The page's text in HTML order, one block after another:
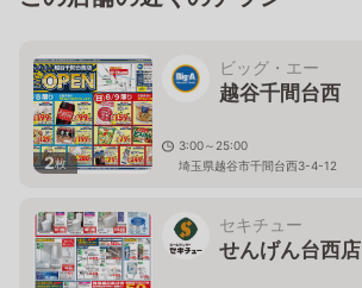
2枚
ビッグ・エー
越谷千間台西
3:00～25:00
埼玉県越谷市千間台西3-4-12
セキチュー
せんげん台西店